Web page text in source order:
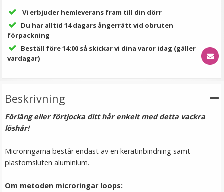
Rundad tång för isättning av microringar - Svart
149 kr
LÄGG I VARUKORG
Vi erbjuder hemleverans fram till din dörr
Du har alltid 14 dagars ångerrätt vid obruten
förpackning
Beställ före 14:00 så skickar vi dina varor idag (gäller
vardagar)
Beskrivning
Förläng eller förtjocka ditt hår enkelt med detta vackra
löshår!
Microringarna består endast av en keratinbindning samt
plastomsluten aluminium.
Om metoden microringar loops: